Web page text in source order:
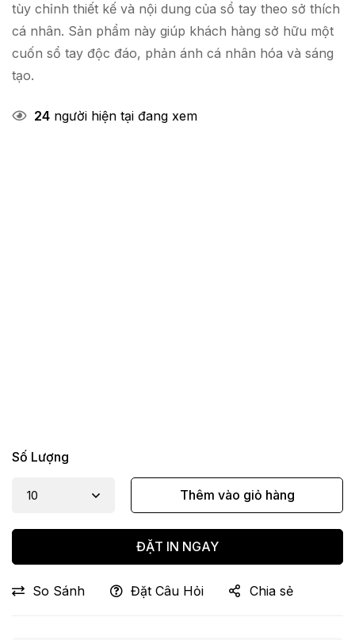
tùy chỉnh thiết kế và nội dung của sổ tay theo sở thích
cá nhân. Sản phẩm này giúp khách hàng sở hữu một
cuốn sổ tay độc đáo, phản ánh cá nhân hóa và sáng
tạo.
24 người hiện tại đang xem
Số Lượng
Thêm vào giỏ hàng
ĐẶT IN NGAY
So Sánh Đặt Câu Hỏi Chia sẻ